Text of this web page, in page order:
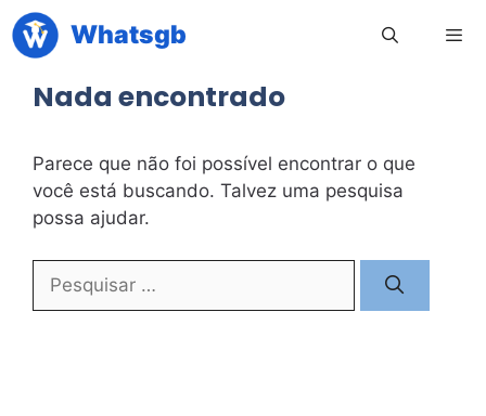
Pular
para
conteúdo
Whatsgb
Nada encontrado
Parece que não foi possível encontrar o que
você está buscando. Talvez uma pesquisa
possa ajudar.
por: